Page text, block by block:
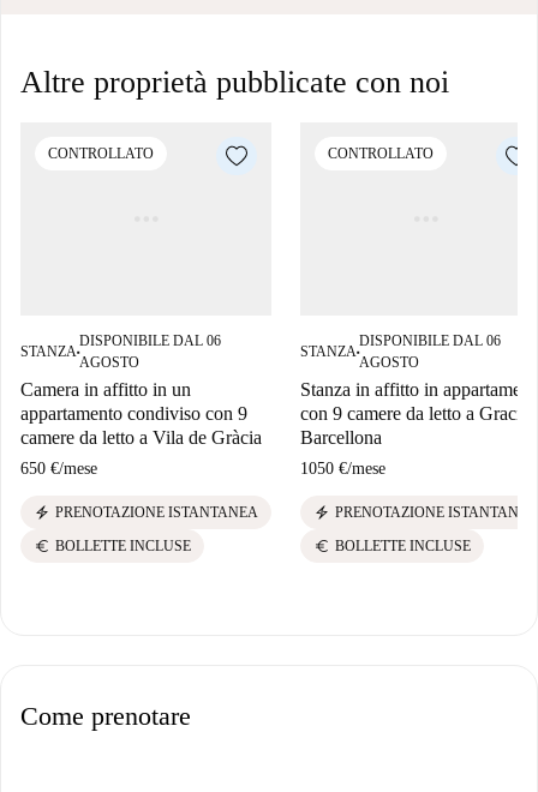
Altre proprietà pubblicate con noi
CONTROLLATO
STANZA■
DISPONIBILE DAL 06
AGOSTO
Camera in affitto in un
appartamento condiviso con 9
camere da letto a Vila de Gràcia
650 €/mese
electric_bolt PRENOTAZIONE ISTANTANEA
euro BOLLETTE INCLUSE
CONTROLLATO
STANZA■
DISPONIBILE DAL 06
AGOSTO
Stanza in affitto in
con 9 camere da letto a Gracia,
Barcellona
1050 €/mese
electric_bolt PRENOTAZIONE ISTANTANEA
euro BOLLETTE INCLUSE
Come prenotare